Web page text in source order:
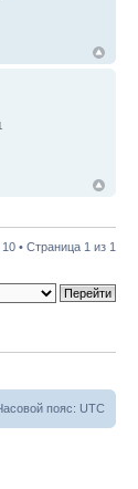
• Страница 1 из 1
пояс: UTC